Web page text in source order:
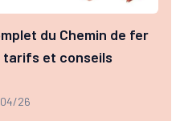
du Chemin de fer
tarifs et conseils
26